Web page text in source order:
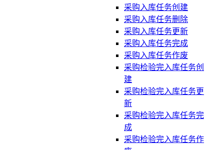
采购入库任务创建
采购入库任务删除
采购入库任务更新
采购入库任务完成
采购入库任务作废
采购检验完入库任务创
建
采购检验完入库任务更
新
采购检验完入库任务完
成
采购检验完入库任务作